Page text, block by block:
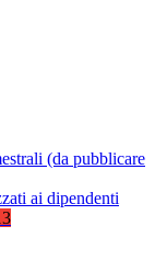
(da pubblicare
ai dipendenti